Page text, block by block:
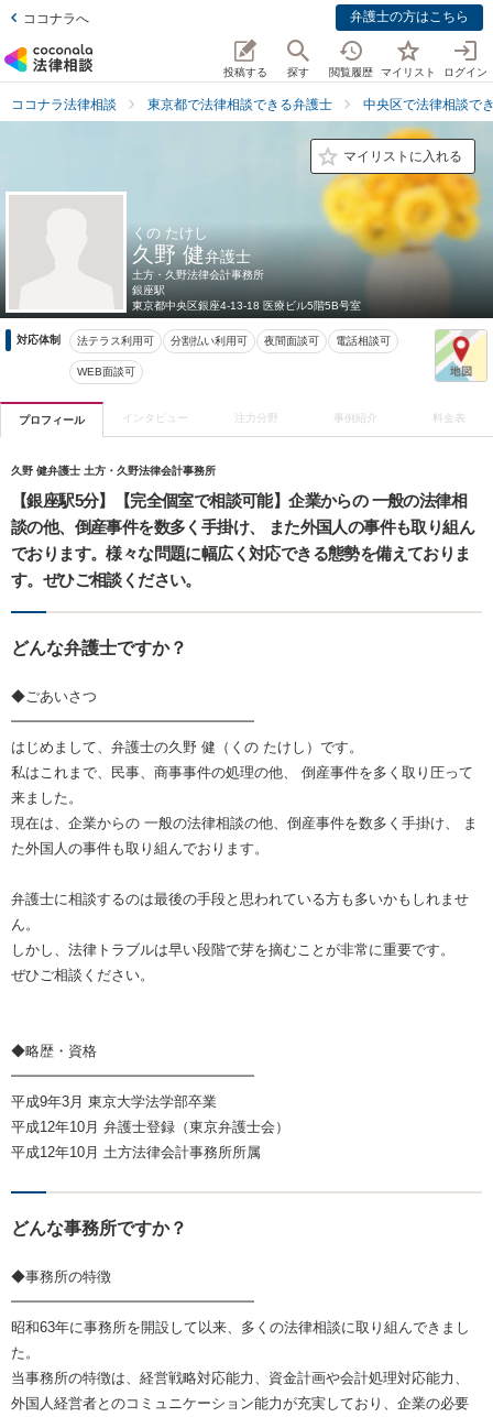
ココナラへ 弁護士の方はこちら
投稿する 探す 閲覧履歴 マイリスト ログイン
ココナラ法律相談 東京都で法律相談できる弁護士 中央区で法律相談で
マイリストに入れる
くの たけし
久野 健弁護士
土方・久野法律会計事務所
銀座駅
東京都中央区銀座4-13-18 医療ビル5階5B号室
対応体制 法テラス利用可 分割払い利用可 夜間面談可 電話相談可
WEB面談可
プロフィール インタビュー 注力分野 事例紹介 料金表
久野 健弁護士 土方・久野法律会計事務所
【銀座駅5分】【完全個室で相談可能】企業からの 一般の法律相
談の他、倒産事件を数多く手掛け、 また外国人の事件も取り組ん
でおります。様々な問題に幅広く対応できる態勢を備えておりま
す。ぜひご相談ください。
どんな弁護士ですか？
◆ごあいさつ
━━━━━━━━━━━━━━━━━
はじめまして、弁護士の久野 健（くの たけし）です。
私はこれまで、民事、商事事件の処理の他、 倒産事件を多く取り圧って
来ました。
現在は、企業からの 一般の法律相談の他、倒産事件を数多く手掛け、 ま
た外国人の事件も取り組んでおります。
弁護士に相談するのは最後の手段と思われている方も多いかもしれませ
ん。
しかし、法律トラブルは早い段階で芽を摘むことが非常に重要です。
ぜひご相談ください。
◆略歴・資格
━━━━━━━━━━━━━━━━━
平成9年3月 東京大学法学部卒業
平成12年10月 弁護士登録（東京弁護士会）
平成12年10月 土方法律会計事務所所属
どんな事務所ですか？
◆事務所の特徴
━━━━━━━━━━━━━━━━━
昭和63年に事務所を開設して以来、多くの法律相談に取り組んできまし
た。
当事務所の特徴は、経営戦略対応能力、資金計画や会計処理対応能力、
外国人経営者とのコミュニケーション能力が充実しており、企業の必要